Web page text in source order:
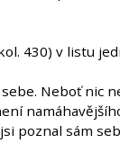
430) v listu
Neboť nic
poznal sám